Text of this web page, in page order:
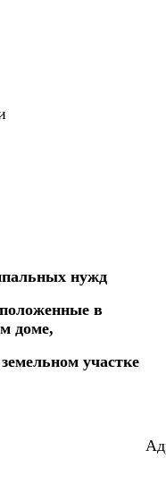
нужд
в
доме,
участке